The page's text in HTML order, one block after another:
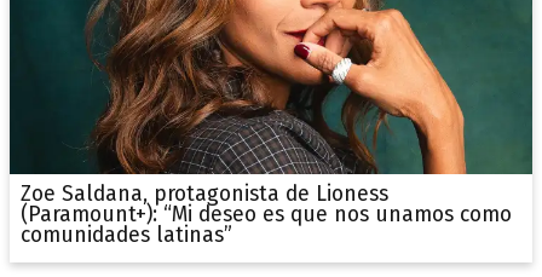
Zoe Saldana, protagonista de Lioness
(Paramount+): “Mi deseo es que nos unamos como
comunidades latinas”